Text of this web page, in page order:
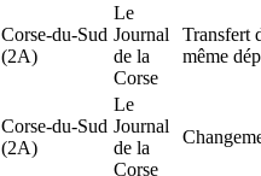
Corse-du-Sud
(2A)
Le
Journal
de la
Corse
Transfert
même
Corse-du-Sud
(2A)
Le
Journal
de la
Corse